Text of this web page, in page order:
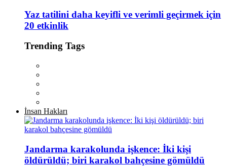
Yaz tatilini daha keyifli ve verimli geçirmek için
20 etkinlik
Trending Tags
İnsan Hakları
Jandarma karakolunda işkence: İki kişi
öldürüldü; biri karakol bahçesine gömüldü